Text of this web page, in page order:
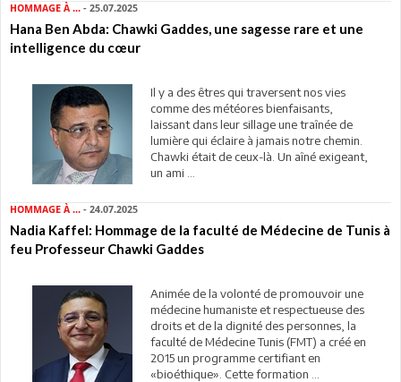
HOMMAGE À ... - 25.07.2025
Hana Ben Abda: Chawki Gaddes, une sagesse rare et une
intelligence du cœur
Il y a des êtres qui traversent nos vies
comme des météores bienfaisants,
laissant dans leur sillage une traînée de
lumière qui éclaire à jamais notre chemin.
Chawki était de ceux-là. Un aîné exigeant,
un ami ...
HOMMAGE À ... - 24.07.2025
Nadia Kaffel: Hommage de la faculté de Médecine de Tunis à
feu Professeur Chawki Gaddes
Animée de la volonté de promouvoir une
médecine humaniste et respectueuse des
droits et de la dignité des personnes, la
faculté de Médecine Tunis (FMT) a créé en
2015 un programme certifiant en
«bioéthique». Cette formation ...